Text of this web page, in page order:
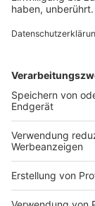
reißen
Stunden
DEINE
Du hast dir
Markiere sie